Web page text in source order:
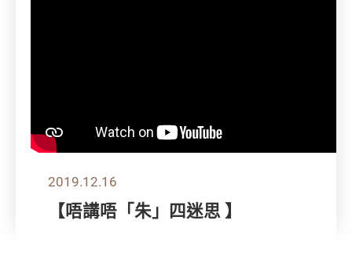
2019.12.16
【唔講唔「朱」四迷思 】